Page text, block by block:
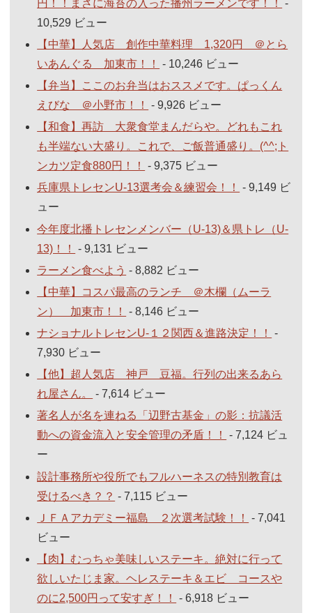
円！！まさに海苔の入った播州ラーメンです！！
-
10,529 ビュー
【中華】人気店 創作中華料理 1,320円 ＠とら
いあんぐる 加東市！！
- 10,246 ビュー
【弁当】ここのお弁当はおススメです。ぱっくん
えびな ＠小野市！！
- 9,926 ビュー
【和食】再訪 大衆食堂まんだらや。どれもこれ
も半端ない大盛り。これで、ご飯普通盛り。(^^;ト
ンカツ定食880円！！
- 9,375 ビュー
兵庫県トレセンU-13選考会＆練習会！！
- 9,149 ビ
ュー
今年度北播トレセンメンバー（U-13)＆県トレ（U-
13)！！
- 9,131 ビュー
ラーメン食べよう - 8,882 ビュー
【中華】コスパ最高のランチ ＠木欄（ムーラ
ン） 加東市！！
- 8,146 ビュー
ナショナルトレセンU-１２関西＆進路決定！！
-
7,930 ビュー
【他】超人気店 神戸 豆福。行列の出来るあら
れ屋さん。
- 7,614 ビュー
著名人が名を連ねる「辺野古基金」の影：抗議活
動への資金流入と安全管理の矛盾！！
- 7,124 ビュ
ー
設計事務所や役所でもフルハーネスの特別教育は
受けるべき？？ - 7,115 ビュー
ＪＦＡアカデミー福島 ２次選考試験！！
- 7,041
ビュー
【肉】むっちゃ美味しいステーキ。絶対に行って
欲しいたじま家。ヘレステーキ＆エビ コースや
のに2,500円って安すぎ！！
- 6,918 ビュー